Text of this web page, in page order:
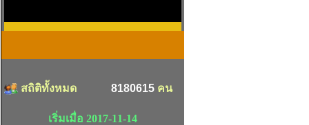
สถิติทั้งหมด 8180615 คน
เริ่มเมื่อ 2017-11-14